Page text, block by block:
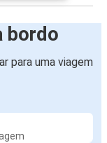
bordo
para uma viagem